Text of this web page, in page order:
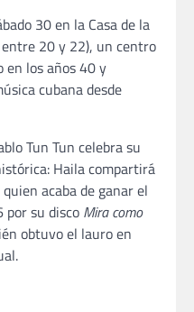
30 en la Casa de la
20 y 22), un centro
los años 40 y
cubana desde
Tun Tun celebra su
Haila compartirá
acaba de ganar el
por su disco Mira como
obtuvo el lauro en